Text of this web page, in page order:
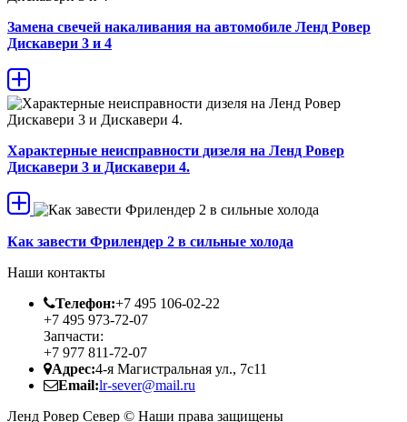
Замена свечей накаливания на автомобиле Ленд Ровер
Дискавери 3 и 4
Характерные неисправности дизеля на Ленд Ровер
Дискавери 3 и Дискавери 4.
Как завести Фрилендер 2 в сильные холода
Наши контакты
Телефон:+7 495 106-02-22
+7 495 973-72-07
Запчасти:
+7 977 811-72-07
Адрес:4-я Магистральная ул., 7с11
Email:lr-sever@mail.ru
Ленд Ровер Север © Наши права защищены